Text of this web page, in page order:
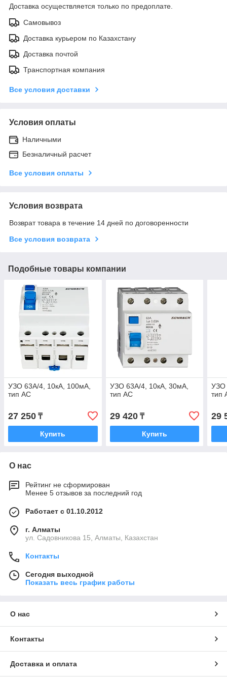
Доставка осуществляется только по предоплате.
Самовывоз
Доставка курьером по Казахстану
Доставка почтой
Транспортная компания
Все условия доставки
Условия оплаты
Наличными
Безналичный расчет
Все условия оплаты
Условия возврата
Возврат товара в течение 14 дней по договоренности
Все условия возврата
Подобные товары компании
УЗО 63А/4, 10кА, 100мА,
тип АС
27 250 ₸
Купить
УЗО 63А/4, 10кА, 30мА,
тип АС
29 420₸
Купить
УЗО
тип
29
О нас
Рейтинг не сформирован
Менее 5 отзывов за последний год
Работает с 01.10.2012
г. Алматы
ул. Садовникова 15, Алматы, Казахстан
Контакты
Сегодня выходной
Показать весь график работы
О нас
Контакты
Доставка и оплата